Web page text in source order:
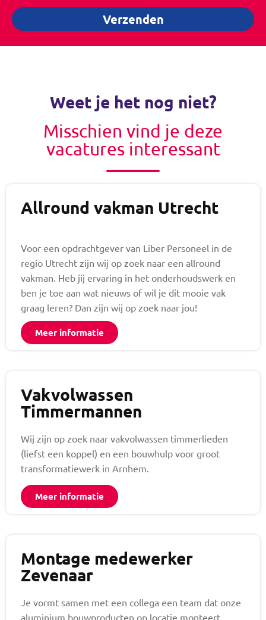
Verzenden
Weet je het nog niet?
Misschien vind je deze
vacatures interessant
Allround vakman Utrecht
Voor een opdrachtgever van Liber Personeel in de
regio Utrecht zijn wij op zoek naar een allround
vakman. Heb jij ervaring in het onderhoudswerk en
ben je toe aan wat nieuws of wil je dit mooie vak
graag leren? Dan zijn wij op zoek naar jou!
Meer informatie
Vakvolwassen
Timmermannen
Wij zijn op zoek naar vakvolwassen timmerlieden
(liefst een koppel) en een bouwhulp voor groot
transformatiewerk in Arnhem.
Meer informatie
Montage medewerker
Zevenaar
Je vormt samen met een collega een team dat onze
aluminium bouwproducten op locatie monteert.